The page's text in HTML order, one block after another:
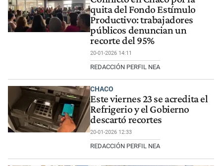
quita del Fondo Estímulo
Productivo: trabajadores
públicos denuncian un
recorte del 95%
20-01-2026 14:11
REDACCIÓN PERFIL NEA
CHACO
Este viernes 23 se acredita el
Refrigerio y el Gobierno
descartó recortes
20-01-2026 12:33
REDACCIÓN PERFIL NEA